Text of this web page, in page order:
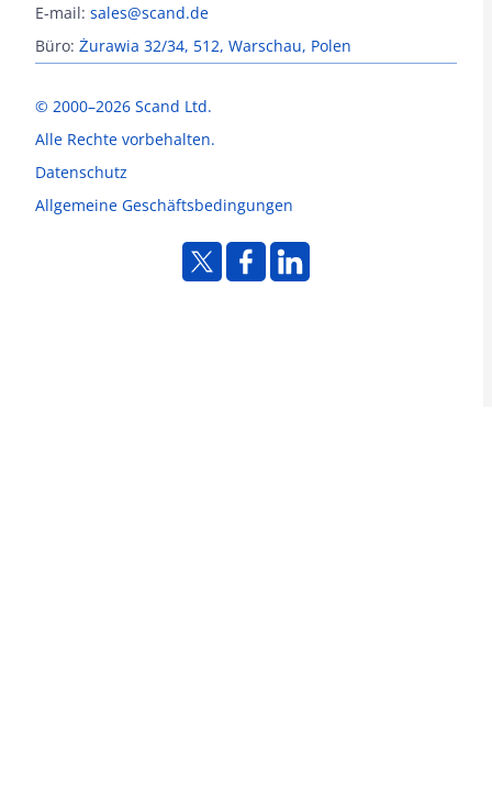
© 2000–2026 Scand Ltd.
Alle Rechte vorbehalten.
Datenschutz
Allgemeine Geschäftsbedingungen
E-mail: sales@scand.de
Büro: Żurawia 32/34, 512, Warschau, Polen